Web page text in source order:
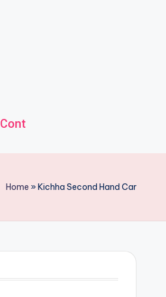
Contact us
Home »Kichha Second Hand Car